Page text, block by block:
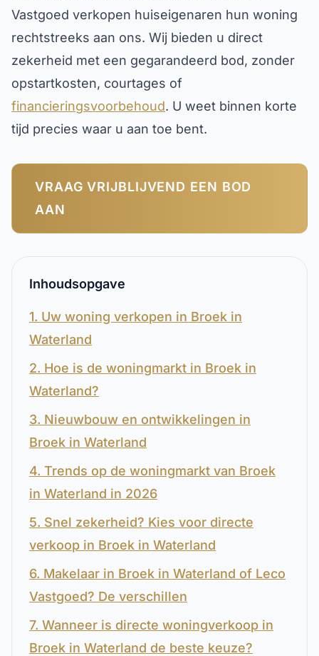
Vastgoed verkopen huiseigenaren hun woning
rechtstreeks aan ons. Wij bieden u direct
zekerheid met een gegarandeerd bod, zonder
opstartkosten, courtages of
financieringsvoorbehoud. U weet binnen korte
tijd precies waar u aan toe bent.
VRAAG VRIJBLIJVEND EEN BOD
AAN
Inhoudsopgave
1. Uw woning verkopen in Broek in
Waterland
2. Hoe is de woningmarkt in Broek in
Waterland?
3. Nieuwbouw en ontwikkelingen in
Broek in Waterland
4. Trends op de woningmarkt van Broek
in Waterland in 2026
5. Snel zekerheid? Kies voor directe
verkoop in Broek in Waterland
6. Makelaar in Broek in Waterland of Leco
Vastgoed? De verschillen
7. Wanneer is directe woningverkoop in
Broek in Waterland de beste keuze?